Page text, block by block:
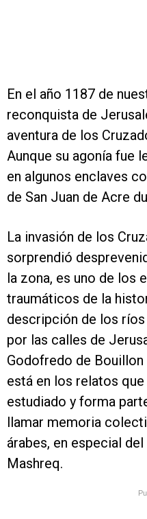
En el año 1187 de
reconquista de
aventura de los
Aunque su agonía fue
en algunos enclaves
de San Juan de Acre
La invasión de los
sorprendió
la zona, es uno de los
traumáticos de la
descripción de los ríos
por las calles de
Godofredo de
está en los relatos
estudiado y forma
llamar memoria
árabes, en especial
Mashreq.